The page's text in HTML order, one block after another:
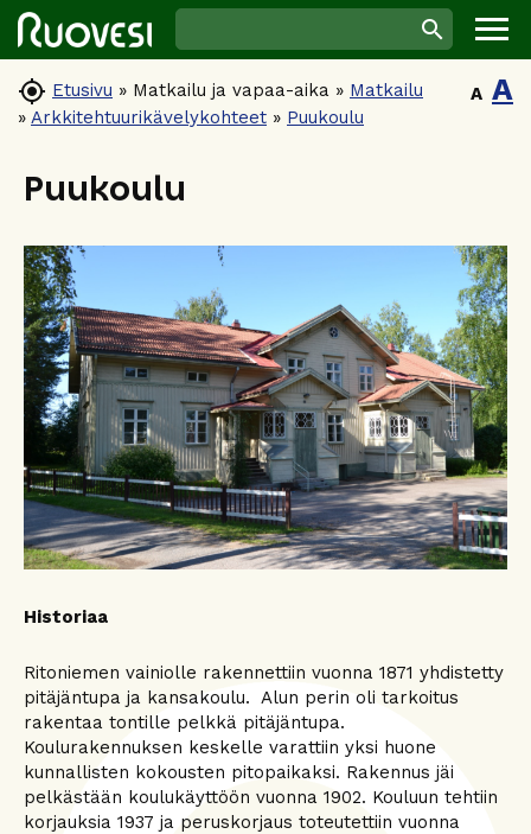
 Etusivu » Matkailu ja vapaa-aika » Matkailu
» Arkkitehtuurikävelykohteet » Puukoulu
A A
Puukoulu
Historiaa
Ritoniemen vainiolle rakennettiin vuonna 1871 yhdistetty
pitäjäntupa ja kansakoulu. Alun perin oli tarkoitus
rakentaa tontille pelkkä pitäjäntupa.
Koulurakennuksen keskelle varattiin yksi huone
kunnallisten kokousten pitopaikaksi. Rakennus jäi
pelkästään koulukäyttöön vuonna 1902. Kouluun tehtiin
korjauksia 1937 ja peruskorjaus toteutettiin vuonna